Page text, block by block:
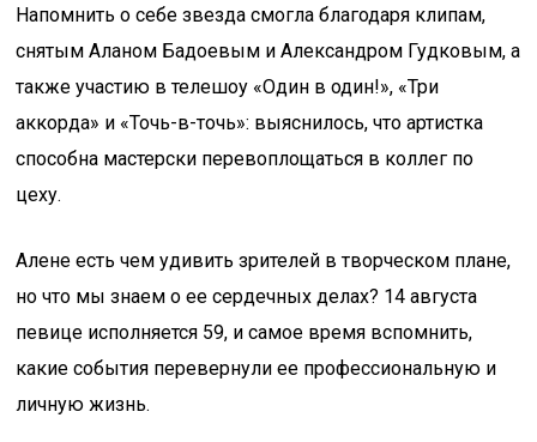
Напомнить о себе звезда смогла благодаря клипам,
снятым Аланом Бадоевым и Александром Гудковым, а
также участию в телешоу «Один в один!», «Три
аккорда» и «Точь-в-точь»: выяснилось, что артистка
способна мастерски перевоплощаться в коллег по
цеху.
Алене есть чем удивить зрителей в творческом плане,
но что мы знаем о ее сердечных делах? 14 августа
певице исполняется 59, и самое время вспомнить,
какие события перевернули ее профессиональную и
личную жизнь.